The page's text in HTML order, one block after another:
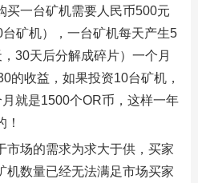
买一台矿机需要人民币500元
台矿机），一台矿机每天产生5
30天后分解成碎片）一个月
的收益，如果投资10台矿机，
就是1500个OR币，这样一年
市场的需求为求大于供，买家
机数量已经无法满足市场买家